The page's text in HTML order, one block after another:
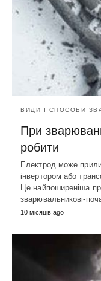
ВИДИ І СПОСОБИ
При
робити
Електрод може
інвертором або
Це найпоширеніша
зварювальникові-
10 місяців ago